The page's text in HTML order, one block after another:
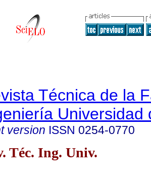
Técnica de la
Universidad
version ISSN 0254-0770
Téc. Ing. Univ.